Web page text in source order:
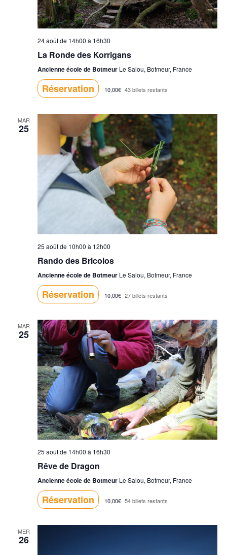
24 août de 14h00 à 16h30
La Ronde des Korrigans
Ancienne école de Botmeur Le Salou, Botmeur, France
Réservation 10,00€ 43 billets restants
MAR
25
25 août de 10h00 à 12h00
Rando des Bricolos
Ancienne école de Botmeur Le Salou, Botmeur, France
Réservation 10,00€ 27 billets restants
MAR
25
25 août de 14h00 à 16h30
Rêve de Dragon
Ancienne école de Botmeur Le Salou, Botmeur, France
Réservation 10,00€ 54 billets restants
MER
26